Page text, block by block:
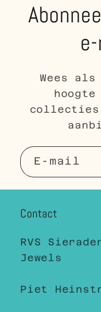
Wees
hoogte
collecties
E‑mail
Contact
RVS
Jewels
Piet